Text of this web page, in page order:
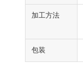
加工方法
包装